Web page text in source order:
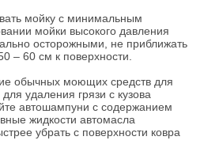
мойку с минимальным
мойки высокого давления
осторожными, не приближать
– 60 см к поверхности.
обычных моющих средств для
удаления грязи с кузова
автошампуни с содержанием
жидкости автомасла
убрать с поверхности ковра